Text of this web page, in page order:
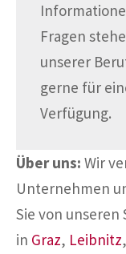
Fragen
unserer
gerne für
Verfügung.
Über uns: Wir
Unternehmen
Sie von
in Graz, Leibnitz,